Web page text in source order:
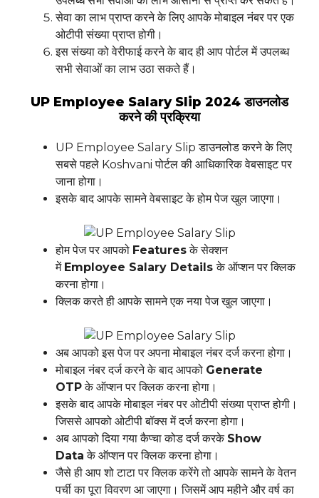
सेवा का लाभ प्राप्त करने के लिए आपके मोबाइल नंबर पर एक
ओटीपी संख्या प्राप्त होगी।
इस संख्या को वेरीफाई करने के बाद ही आप पोर्टल में उपलब्ध
सभी सेवाओं का लाभ उठा सकते हैं।
UP Employee Salary Slip 2024 डाउनलोड
करने की प्रक्रिया
UP Employee Salary Slip डाउनलोड करने के लिए
सबसे पहले Koshvani पोर्टल की आधिकारिक वेबसाइट पर
जाना होगा।
इसके बाद आपके सामने वेबसाइट के होम पेज खुल जाएगा।
होम पेज पर आपको Featuresके सेक्शन
में Employee Salary Detailsके ऑप्शन पर क्लिक
करना होगा।
क्लिक करते ही आपके सामने एक नया पेज खुल जाएगा।
अब आपको इस पेज पर अपना मोबाइल नंबर दर्ज करना होगा।
मोबाइल नंबर दर्ज करने के बाद आपको Generate
OTPके ऑप्शन पर क्लिक करना होगा।
इसके बाद आपके मोबाइल नंबर पर ओटीपी संख्या प्राप्त होगी।
जिससे आपको ओटीपी बॉक्स में दर्ज करना होगा।
अब आपको दिया गया कैप्चा कोड दर्ज करके Show
Data के ऑप्शन पर क्लिक करना होगा।
जैसे ही आप शो टाटा पर क्लिक करेंगे तो आपके सामने के वेतन
पर्ची का पूरा विवरण आ जाएगा। जिसमें आप महीने और वर्ष का